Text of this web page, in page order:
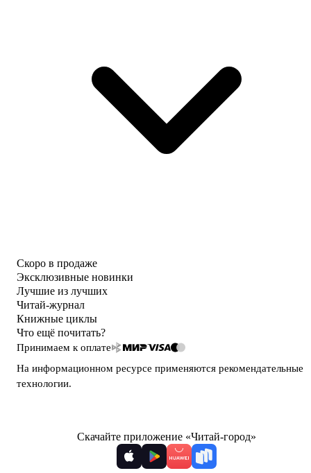
Скоро в продаже
Эксклюзивные новинки
Лучшие из лучших
Читай-журнал
Книжные циклы
Что ещё почитать?
Принимаем к оплате
На информационном ресурсе применяются рекомендательные
технологии.
Скачайте приложение «Читай-город»